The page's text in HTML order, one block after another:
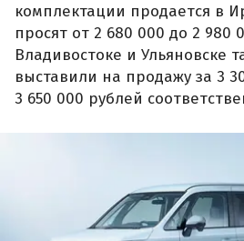
комплектации продается в
просят от 2 680 000 до 2 980
Владивостоке и Ульяновске
выставили на продажу за 3
3 650 000 рублей